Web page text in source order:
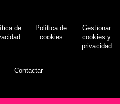
de
Política de
cookies
Gestionar
cookies y
privacidad
Contactar